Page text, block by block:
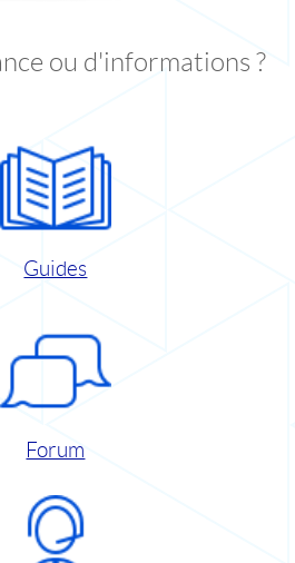
ou d'informations ?
Guides
Forum